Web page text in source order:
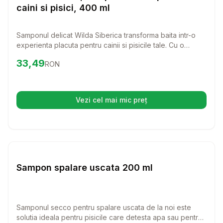
caini si pisici, 400 ml
Samponul delicat Wilda Siberica transforma baita intr-o
experienta placuta pentru cainii si pisicile tale. Cu o
animalele cu piele sensibila, oferindu-le o blana moale si
Preț:33.49
33,49RON
Vezi cel mai mic preț(se deschide într-o filă nouă)
Sampon spalare uscata 200 ml
Samponul secco pentru spalare uscata de la noi este
solutia ideala pentru pisicile care detesta apa sau pentru